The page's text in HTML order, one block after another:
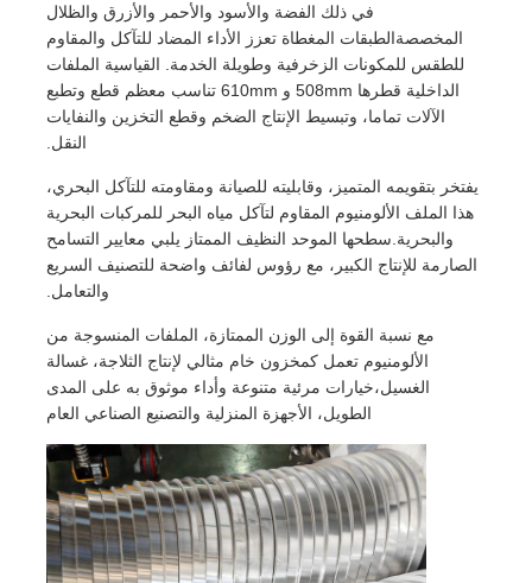
في ذلك الفضة والأسود والأحمر والأزرق والظلال
المخصصةالطبقات المغطاة تعزز الأداء المضاد للتآكل والمقاوم
للطقس للمكونات الزخرفية وطويلة الخدمة. القياسية الملفات
الداخلية قطرها 508mm و 610mm تناسب معظم قطع وتطبع
الآلات تماما، وتبسيط الإنتاج الضخم وقطع التخزين والنفايات
النقل.
يفتخر بتقويمه المتميز، وقابليته للصيانة ومقاومته للتآكل البحري،
هذا الملف الألومنيوم المقاوم لتآكل مياه البحر للمركبات البحرية
والبحرية.سطحها الموحد النظيف الممتاز يلبي معايير التسامح
الصارمة للإنتاج الكبير، مع رؤوس لفائف واضحة للتصنيف السريع
والتعامل.
مع نسبة القوة إلى الوزن الممتازة، الملفات المنسوجة من
الألومنيوم تعمل كمخزون خام مثالي لإنتاج الثلاجة، غسالة
الغسيل،خيارات مرئية متنوعة وأداء موثوق به على المدى
الطويل، الأجهزة المنزلية والتصنيع الصناعي العام